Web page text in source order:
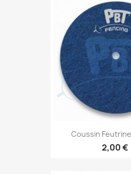
Coussin
2,00 €